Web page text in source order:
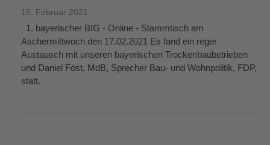
15. Februar 2021
1. bayerischer BIG - Online - Stammtisch am
Aschermittwoch den 17.02.2021 Es fand ein reger
Austausch mit unseren bayerischen Trockenbaubetrieben
und Daniel Föst, MdB, Sprecher Bau- und Wohnpolitik, FDP,
statt.